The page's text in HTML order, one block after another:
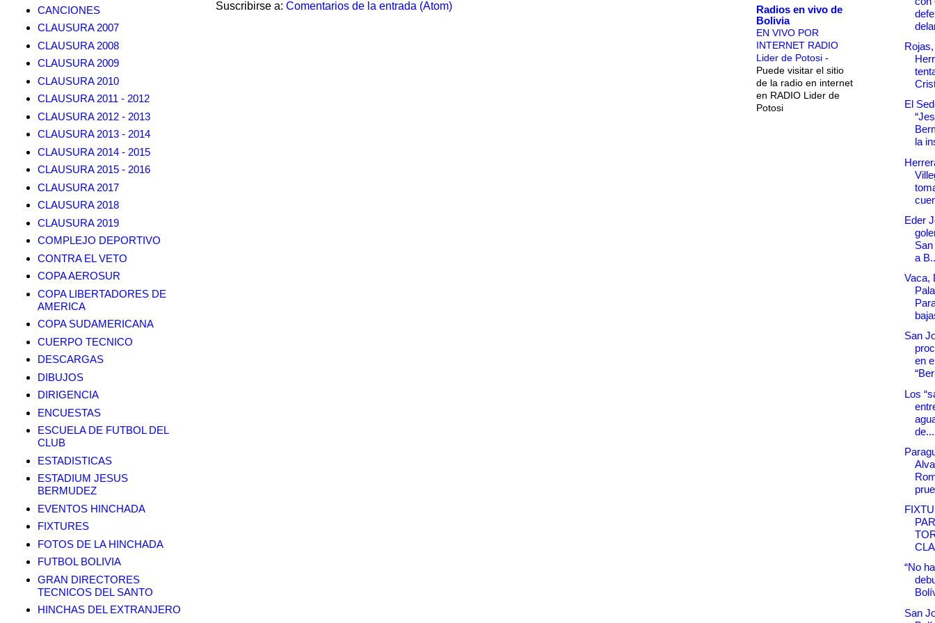
Suscribirse a: Comentarios de la entrada (Atom)
CANCIONES
CLAUSURA 2007
CLAUSURA 2008
CLAUSURA 2009
CLAUSURA 2010
CLAUSURA 2011 - 2012
CLAUSURA 2012 - 2013
CLAUSURA 2013 - 2014
CLAUSURA 2014 - 2015
CLAUSURA 2015 - 2016
CLAUSURA 2017
CLAUSURA 2018
CLAUSURA 2019
COMPLEJO DEPORTIVO
CONTRA EL VETO
COPA AEROSUR
COPA LIBERTADORES DE
AMERICA
COPA SUDAMERICANA
CUERPO TECNICO
DESCARGAS
DIBUJOS
DIRIGENCIA
ENCUESTAS
ESCUELA DE FUTBOL DEL
CLUB
ESTADISTICAS
ESTADIUM JESUS
BERMUDEZ
EVENTOS HINCHADA
FIXTURES
FOTOS DE LA HINCHADA
FUTBOL BOLIVIA
GRAN DIRECTORES
TECNICOS DEL SANTO
HINCHAS DEL EXTRANJERO
Radios en vivo de
Bolivia
EN VIVO POR
INTERNET RADIO
Lider de Potosi -
Puede visitar el sitio
de la radio en internet
en RADIO Lider de
Potosi
El
la
Eder
a
Vaca,
San
en
Los
de...
“No
San